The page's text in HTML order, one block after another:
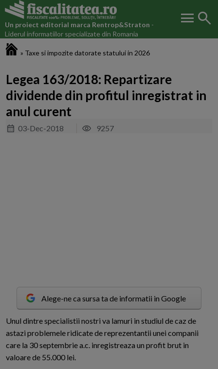
Un proiect editorial marca Rentrop&Straton -
Liderul informatiilor specializate din Romania
menu search
» Taxe si impozite datorate statului in 2026
Legea 163/2018: Repartizare
dividende din profitul inregistrat in
anul curent
03-Dec-2018 9257
Alege-ne ca sursa ta de informatii in Google
Unul dintre specialistii nostri va lamuri in studiul de caz de
astazi problemele ridicate de reprezentantii unei companii
care la 30 septembrie a.c. inregistreaza un profit brut in
valoare de 55.000 lei.